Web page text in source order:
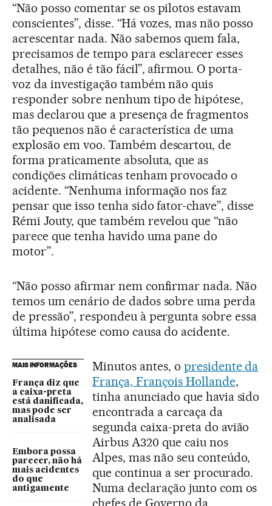
“Não posso comentar se os pilotos estavam
conscientes”, disse. “Há vozes, mas não posso
acrescentar nada. Não sabemos quem fala,
precisamos de tempo para esclarecer esses
detalhes, não é tão fácil”, afirmou. O porta-
voz da investigação também não quis
responder sobre nenhum tipo de hipótese,
mas declarou que a presença de fragmentos
tão pequenos não é característica de uma
explosão em voo. Também descartou, de
forma praticamente absoluta, que as
condições climáticas tenham provocado o
acidente. “Nenhuma informação nos faz
pensar que isso tenha sido fator-chave”, disse
Rémi Jouty, que também revelou que “não
parece que tenha havido uma pane do
motor”.
“Não posso afirmar nem confirmar nada. Não
temos um cenário de dados sobre uma perda
de pressão”, respondeu à pergunta sobre essa
última hipótese como causa do acidente.
MAIS INFORMAÇÕES
França diz que
a caixa-preta
está danificada,
mas pode ser
analisada
Embora possa
parecer, não há
mais acidentes
do que
antigamente
Minutos antes, o presidente da
França, François Hollande,
tinha anunciado que havia sido
encontrada a carcaça da
segunda caixa-preta do avião
Airbus A320 que caiu nos
Alpes, mas não seu conteúdo,
que continua a ser procurado.
Numa declaração junto com os
chefes de Governo da